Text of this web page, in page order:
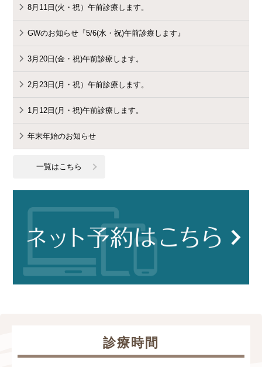
content/themes/
on line
8月11日(火・祝）午前診療します。
GWのお知らせ『5/6(水・祝)午前診療します』
3月20日(金・祝)午前診療します。
2月23日(月・祝）午前診療します。
1月12日(月・祝)午前診療します。
年末年始のお知らせ
一覧はこちら
診療時間